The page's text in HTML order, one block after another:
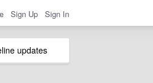
Sign Up Sign In
updates